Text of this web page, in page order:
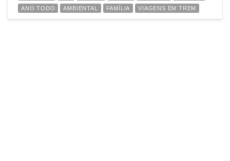
ANO TODO
AMBIENTAL FAMÍLIA VIAGENS EM TREM